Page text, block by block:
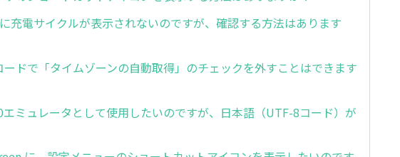
充電サイクルが表示されないのですが、確認する方法はあります
ドで「タイムゾーンの自動取得」のチェックを外すことはできます
ミュレータとして使用したいのですが、日本語（UTF-8コード）が